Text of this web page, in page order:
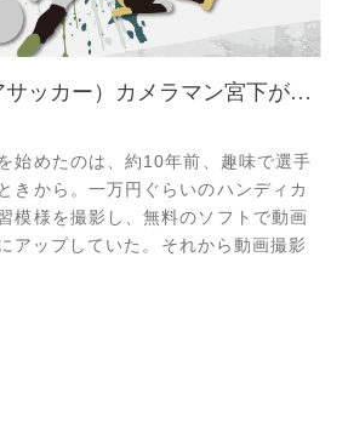
（オーストラリアサッカー）カメラマン宮下が進むべき道
始めたのは、約10年前、趣味で選手
きから。一万円ぐらいのハンディカ
模様を撮影し、無料のソフトで動画
アップしていた。それから動画撮影
するようになった。レンタルとはい